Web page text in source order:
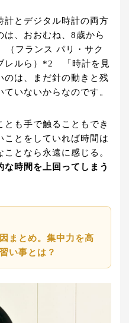
計とデジタル時計の両方
は、おおむね、8歳から
（フランス パリ・サク
レルら）*2 「時計を見
のは、まだ針の動きと残
いないからなのです。
も手で触ることもでき
ことをしていれば時間は
となら永遠に感じる。
時間を上回ってしまう
まとめ。集中力を高
い事とは？